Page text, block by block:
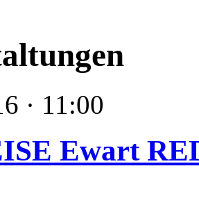
· 11:00
Ewart